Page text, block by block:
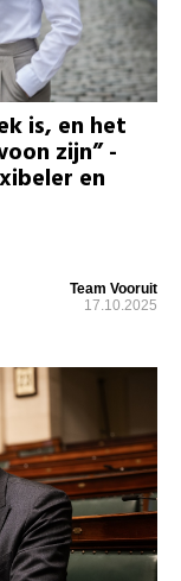
is, en het
zijn” -
en
Team Vooruit
17.10.2025